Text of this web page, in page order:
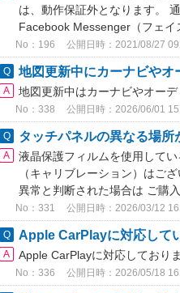
は、動作保証外となります。
Facebook Messenger（フェイ
No：196 公開日時：2021/08/27
地図更新中にカーナビやオ
地図更新中はカーナビやオー
No：338 公開日時：2026/06/01
タッチパネルの異なる場所
液晶保護フィルムを使用して
（キャリブレーション）はご
異常と判断された場合は ご購
No：331 公開日時：2026/03/12
Apple CarPlayに対応して
Apple CarPlayに対応しており
No：336 公開日時：2026/05/18